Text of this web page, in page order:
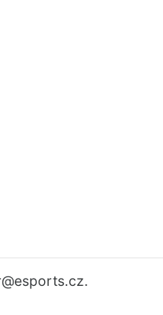
@esports.cz.